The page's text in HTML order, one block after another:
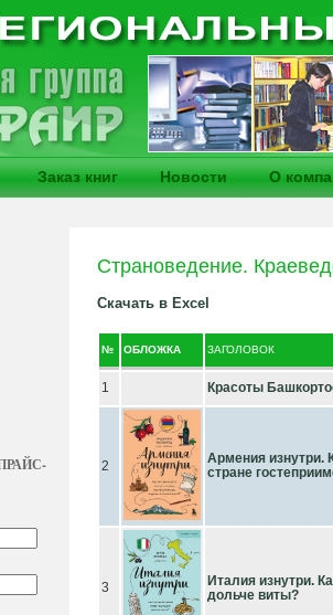
Заказ книг Новости О
Страноведение.
Скачать в Excel
№ ОБЛОЖКА ЗАГОЛОВОК
1 Красоты
2
Армения изнутри.
стране
3
Италия изнутри.
дольче виты?